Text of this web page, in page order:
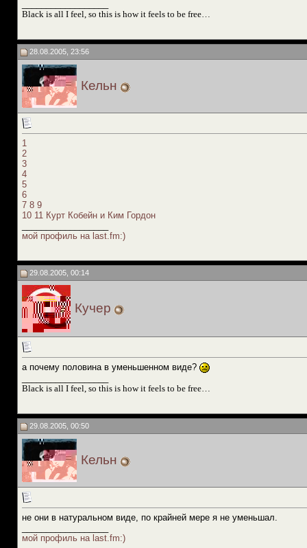
Black is all I feel, so this is how it feels to be free…
28.08.2005, 23:56
Кельн
1
2
3
4
5
6
7 8 9
10 11 Курт Кобейн и Ким Гордон
мой профиль на last.fm:)
29.08.2005, 00:14
Кучер
а почему половина в уменьшенном виде?
Black is all I feel, so this is how it feels to be free…
29.08.2005, 00:50
Кельн
не они в натуральном виде, по крайней мере я не уменьшал.
мой профиль на last.fm:)